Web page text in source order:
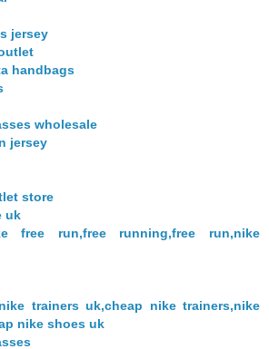
jersey
handbags
wholesale
jersey
store
uk
free run,free running,free run,nike
trainers uk,cheap nike trainers,nike
nike shoes uk